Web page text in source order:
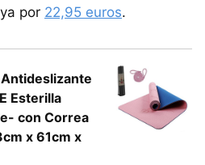
por 22,95 euros.
Esterilla
con Correa
x 61cm x